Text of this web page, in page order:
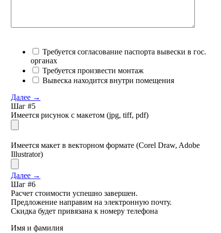
Требуется согласование паспорта вывески в гос.
органах
Требуется произвести монтаж
Вывеска находится внутри помещения
Далее →
Шаг #5
Имеется рисунок с макетом (jpg, tiff, pdf)
Имеется макет в векторном формате (Corel Draw, Adobe
Illustrator)
Далее →
Шаг #6
Расчет стоимости успешно завершен.
Предложение направим на электронную почту.
Скидка будет привязана к номеру телефона
Имя и фамилия